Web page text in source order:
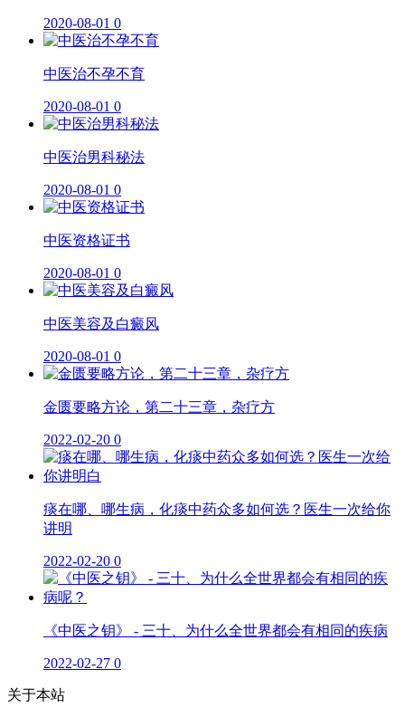
2020-08-01 0
中医治不孕不育
2020-08-01 0
中医治男科秘法
2020-08-01 0
中医资格证书
2020-08-01 0
中医美容及白癜风
2020-08-01 0
金匮要略方论，第二十三章，杂疗方
2022-02-20 0
痰在哪、哪生病，化痰中药众多如何选？医生一次给你
讲明
2022-02-20 0
《中医之钥》 - 三十、为什么全世界都会有相同的疾病
2022-02-27 0
关于本站